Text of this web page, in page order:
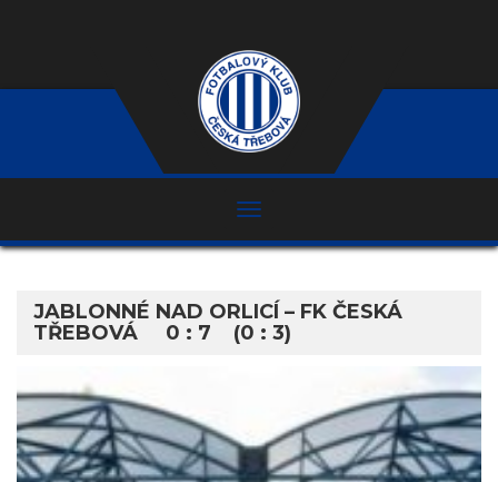
JABLONNÉ NAD ORLICÍ – FK ČESKÁ
TŘEBOVÁ 0 : 7 (0 : 3)